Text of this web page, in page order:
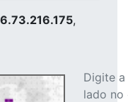
,
Digite
lado no